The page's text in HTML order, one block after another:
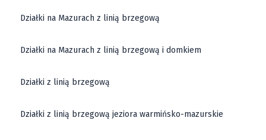
Działki na Mazurach z linią brzegową
Działki na Mazurach z linią brzegową i domkiem
Działki z linią brzegową
Działki z linią brzegową jeziora warmińsko-mazurskie